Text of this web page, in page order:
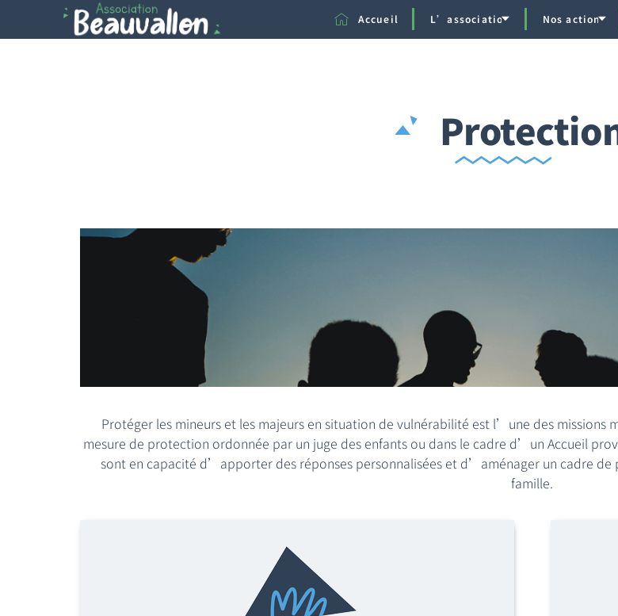
Accueil L’association Nos actions
Protéger les mineurs et les majeurs en situation de vulnérabilité est l’une des
mesure de protection ordonnée par un juge des enfants ou dans le cadre d’un Accueil
sont en capacité d’apporter des réponses personnalisées et d’aménager un cadre
famille.